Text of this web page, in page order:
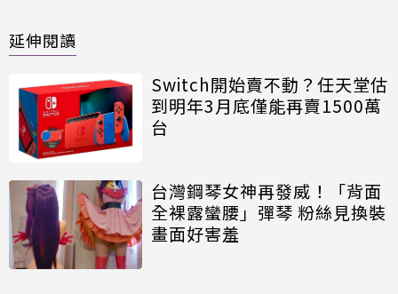
延伸閱讀
Switch開始賣不動？任天堂估
到明年3月底僅能再賣1500萬
台
台灣鋼琴女神再發威！「背面
全裸露蠻腰」彈琴 粉絲見換裝
畫面好害羞